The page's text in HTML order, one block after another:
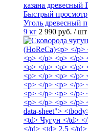
Быстрый просмотр
Уголь древесный
9 кг 2 990 руб. / шт